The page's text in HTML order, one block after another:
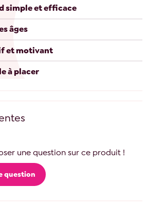
simple et efficace
âges
et motivant
à placer
une question sur ce produit !
question